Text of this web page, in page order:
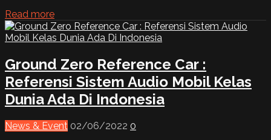
Read more
Ground Zero Reference Car :
Referensi Sistem Audio Mobil Kelas
Dunia Ada Di Indonesia
News & Event 02/06/2022 0